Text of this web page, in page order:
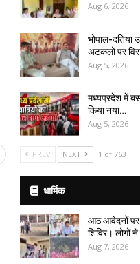
Aug 6, 2026
भोपाल-दतिया
अटकलों पर
Aug 5, 2026
मध्यप्रदेश में बस
किया नया…
Aug 5, 2026
PREV NEXT 1 of 763
धार्मिक
आठ आवेदनों पर
शिविर। लोगों
Aug 7, 2026